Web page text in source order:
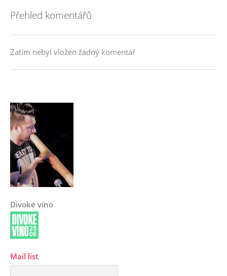
Přehled komentářů
Zatím nebyl vložen žádný komentář
Divoké víno
Mail list